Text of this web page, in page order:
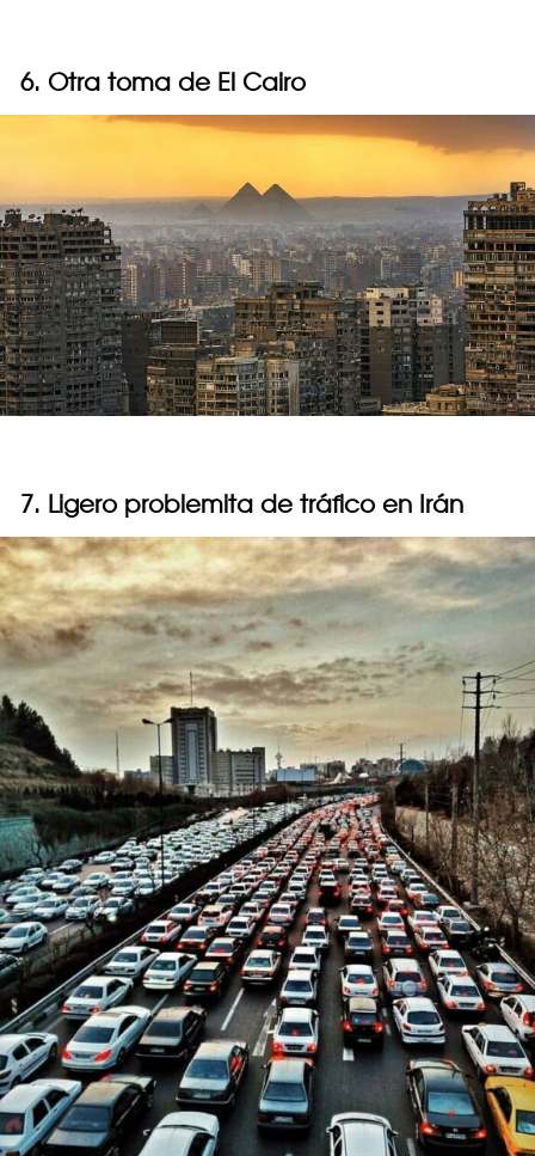
6. Otra toma de El Cairo
7. Ligero problemita de tráfico en Irán